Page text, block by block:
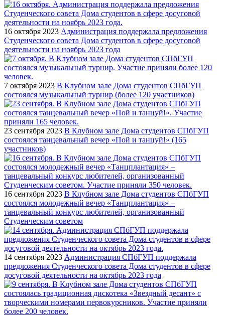
16 октября 2023 Администрация поддержала предложения
Студенческого совета Дома студентов в сфере досуговой
деятельности на ноябрь 2023 года
7 октября 2023 В Клубном зале Дома студентов СПбГУП
состоялся музыкальный турнир (более 120 участников)
23 сентября 2023 В Клубном зале Дома студентов СПбГУП
состоялся танцевальный вечер «Пой и танцуй!» (165
участников)
16 сентября 2023 В Клубном зале Дома студентов СПбГУП
состоялся молодежный вечер «Танцплантация» –
танцевальный конкурс любителей, организованный
Студенческим советом
14 сентября 2023 Администрация СПбГУП поддержала
предложения Студенческого совета Дома студентов в сфере
досуговой деятельности на октябрь 2023 года